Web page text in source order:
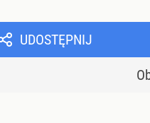
UDOSTĘPNIJ